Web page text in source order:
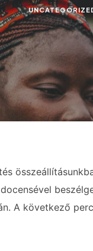
A következő